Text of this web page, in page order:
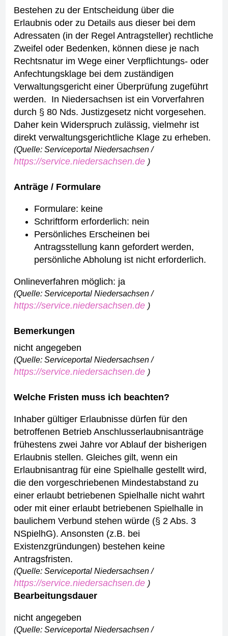
Bestehen zu der Entscheidung über die
Erlaubnis oder zu Details aus dieser bei dem
Adressaten (in der Regel Antragsteller) rechtliche
Zweifel oder Bedenken, können diese je nach
Rechtsnatur im Wege einer Verpflichtungs- oder
Anfechtungsklage bei dem zuständigen
Verwaltungsgericht einer Überprüfung zugeführt
werden. In Niedersachsen ist ein Vorverfahren
durch § 80 Nds. Justizgesetz nicht vorgesehen.
Daher kein Widerspruch zulässig, vielmehr ist
direkt verwaltungsgerichtliche Klage zu erheben.
(Quelle: Serviceportal Niedersachsen /
https://service.niedersachsen.de )
Anträge / Formulare
Formulare: keine
Schriftform erforderlich: nein
Persönliches Erscheinen bei
Antragsstellung kann gefordert werden,
persönliche Abholung ist nicht erforderlich.
Onlineverfahren möglich: ja
(Quelle: Serviceportal Niedersachsen /
https://service.niedersachsen.de )
Bemerkungen
nicht angegeben
(Quelle: Serviceportal Niedersachsen /
https://service.niedersachsen.de )
Welche Fristen muss ich beachten?
Inhaber gültiger Erlaubnisse dürfen für den
betroffenen Betrieb Anschlusserlaubnisanträge
frühestens zwei Jahre vor Ablauf der bisherigen
Erlaubnis stellen. Gleiches gilt, wenn ein
Erlaubnisantrag für eine Spielhalle gestellt wird,
die den vorgeschriebenen Mindestabstand zu
einer erlaubt betriebenen Spielhalle nicht wahrt
oder mit einer erlaubt betriebenen Spielhalle in
baulichem Verbund stehen würde (§ 2 Abs. 3
NSpielhG). Ansonsten (z.B. bei
Existenzgründungen) bestehen keine
Antragsfristen.
(Quelle: Serviceportal Niedersachsen /
https://service.niedersachsen.de )
Bearbeitungsdauer
nicht angegeben
(Quelle: Serviceportal Niedersachsen /